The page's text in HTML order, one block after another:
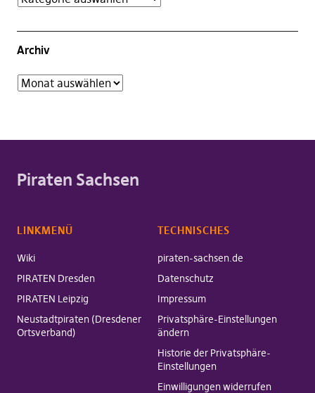
Archiv
Piraten Sachsen
LINKMENÜ
Wiki
PIRATEN Dresden
PIRATEN Leipzig
Neustadtpiraten (Dresdener
Ortsverband)
TECHNISCHES
piraten-sachsen.de
Datenschutz
Impressum
Privatsphäre-Einstellungen
ändern
Historie der Privatsphäre-
Einstellungen
Einwilligungen widerrufen